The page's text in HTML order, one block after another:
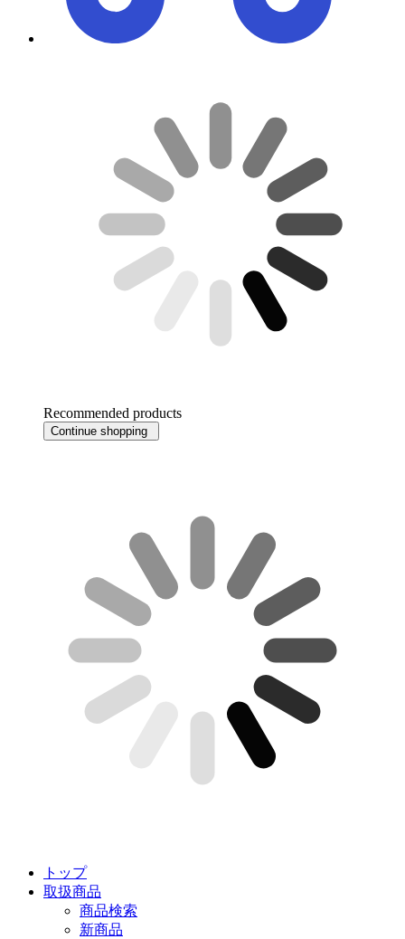
Recommended products
Continue shopping
トップ
取扱商品
商品検索
新商品